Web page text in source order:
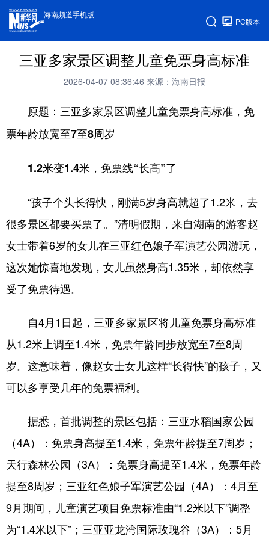
海南频道手机版
PC版本
三亚多家景区调整儿童免票身高标准
2026-04-07 08:36:46 来源：海南日报
原题：三亚多家景区调整儿童免票身高标准，免
票年龄放宽至7至8周岁
1.2米变1.4米，免票线“长高”了
“孩子个头长得快，刚满5岁身高就超了1.2米，去
很多景区都要买票了。”清明假期，来自湖南的游客赵
女士带着6岁的女儿在三亚红色娘子军演艺公园游玩，
这次她惊喜地发现，女儿虽然身高1.35米，却依然享
受了免票待遇。
自4月1日起，三亚多家景区将儿童免票身高标准
从1.2米上调至1.4米，免票年龄同步放宽至7至8周
岁。这意味着，像赵女士女儿这样“长得快”的孩子，又
可以多享受几年的免票福利。
据悉，首批调整的景区包括：三亚水稻国家公园
（4A）：免票身高提至1.4米，免票年龄提至7周岁；
天行森林公园（3A）：免票身高提至1.4米，免票年龄
提至8周岁；三亚红色娘子军演艺公园（4A）：4月至
9月期间，儿童演艺项目免票标准由“1.2米以下”调整
为“1.4米以下”；三亚亚龙湾国际玫瑰谷（3A）：5月